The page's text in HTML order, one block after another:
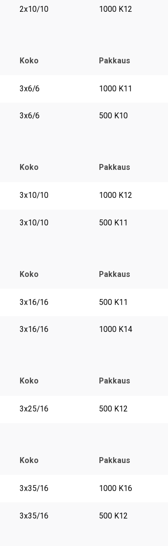
2x10/10 1000 K12
Koko Pakkaus
3x6/6 1000 K11
3x6/6 500 K10
Koko Pakkaus
3x10/10 1000 K12
3x10/10 500 K11
Koko Pakkaus
3x16/16 500 K11
3x16/16 1000 K14
Koko Pakkaus
3x25/16 500 K12
Koko Pakkaus
3x35/16 1000 K16
3x35/16 500 K12